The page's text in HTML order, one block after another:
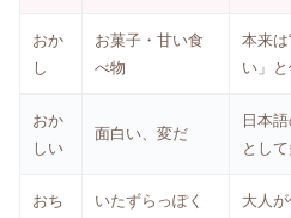
おか
し
お菓子・甘い食
べ物
本来は
い」
おか
しい
面白い、変だ
日本
とし
おち
いたずらっぽく
大人